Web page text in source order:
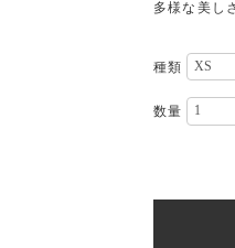
多様な美し
種類
数量